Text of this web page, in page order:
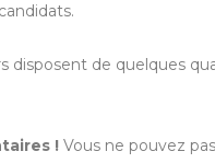
disposent de quelques
! Vous ne pouvez